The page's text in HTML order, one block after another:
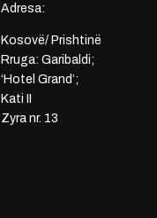
Adresa:
Kosovë/ Prishtinë
Rruga: Garibaldi;
‘Hotel Grand’;
Kati II
Zyra nr. 13